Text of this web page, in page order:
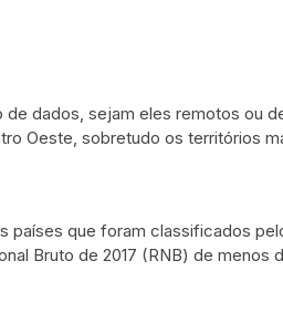
dados, sejam eles remotos ou
Oeste, sobretudo os territórios
países que foram classificados
Bruto de 2017 (RNB) de